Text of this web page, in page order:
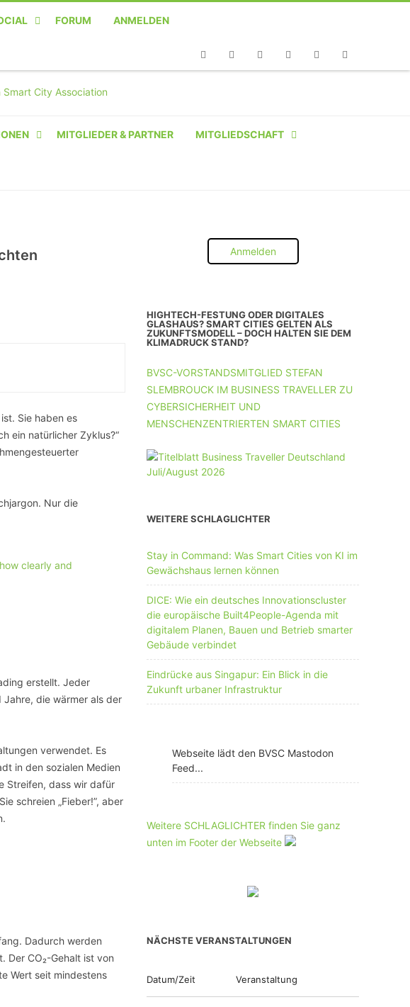
FORUM ANMELDEN
MITGLIEDER & PARTNER MITGLIEDSCHAFT
INSTITUTION
UNTERNEHMEN MIT 11-50 MA
Sie haben es
ein natürlicher Zyklus?“
Nur die
erstellt. Jeder
die wärmer als der
verwendet. Es
in den sozialen Medien
Streifen, dass wir dafür
schreien „Fieber!”, aber
Dadurch werden
Der CO₂-Gehalt ist von
Wert seit mindestens
Anmelden
HIGHTECH-FESTUNG ODER DIGITALES
GLASHAUS? SMART CITIES GELTEN ALS
ZUKUNFTSMODELL – DOCH HALTEN SIE DEM
KLIMADRUCK STAND?
BVSC-VORSTANDSMITGLIED STEFAN
SLEMBROUCK IM BUSINESS TRAVELLER ZU
CYBERSICHERHEIT UND
MENSCHENZENTRIERTEN SMART CITIES
WEITERE SCHLAGLICHTER
Stay in Command: Was Smart Cities von KI im
Gewächshaus lernen können
DICE: Wie ein deutsches Innovationscluster
die europäische Built4People-Agenda mit
digitalem Planen, Bauen und Betrieb smarter
Gebäude verbindet
Eindrücke aus Singapur: Ein Blick in die
Zukunft urbaner Infrastruktur
Webseite lädt den BVSC Mastodon
Feed...
Weitere SCHLAGLICHTER finden Sie ganz
unten im Footer der Webseite
NÄCHSTE VERANSTALTUNGEN
Datum/Zeit Veranstaltung